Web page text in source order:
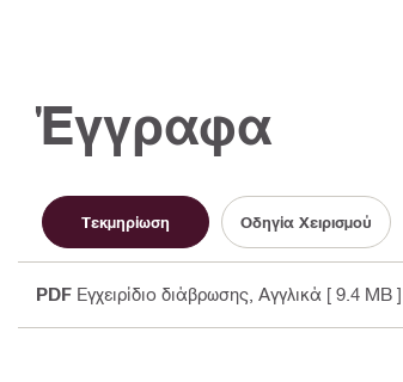
Έγγραφα
Τεκμηρίωση Οδηγία Χειρισμού
PDF Εγχειρίδιο διάβρωσης , Αγγλικά [ 9.4 MB ]